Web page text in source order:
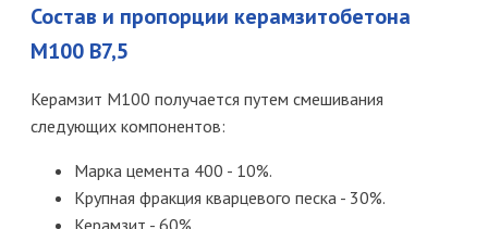
Состав и пропорции керамзитобетона
М100 B7,5
Керамзит М100 получается путем смешивания
следующих компонентов:
Марка цемента 400 - 10%.
Крупная фракция кварцевого песка - 30%.